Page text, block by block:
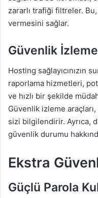
zararlı trafiği filtreler.
vermesini sağlar.
Güvenlik
Hosting sağlayıcınızın
raporlama hizmetleri,
ve hızlı bir şekilde
Güvenlik izleme
sizi bilgilendirir. Ayrıca,
güvenlik durumu
Ekstra
Güçlü Parola